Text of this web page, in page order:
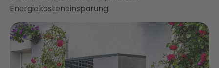
Energiekosteneinsparung.